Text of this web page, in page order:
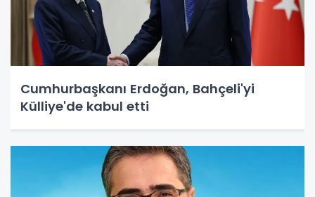
Cumhurbaşkanı Erdoğan, Bahçeli'yi
Külliye'de kabul etti